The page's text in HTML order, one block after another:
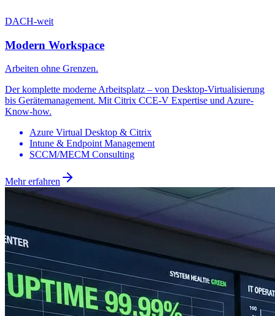
DACH-weit
Azure Virtual Desktop & Citrix
Intune & Endpoint Management
SCCM/MECM Consulting